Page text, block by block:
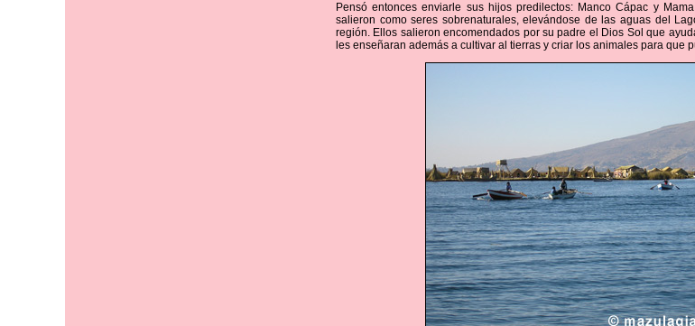
Pensó entonces enviarle sus hijos predilectos: Manco Cápac y
salieron como seres sobrenaturales, elevándose de las aguas del
región. Ellos salieron encomendados por su padre el Dios Sol que
les enseñaran además a cultivar al tierras y criar los animales para que